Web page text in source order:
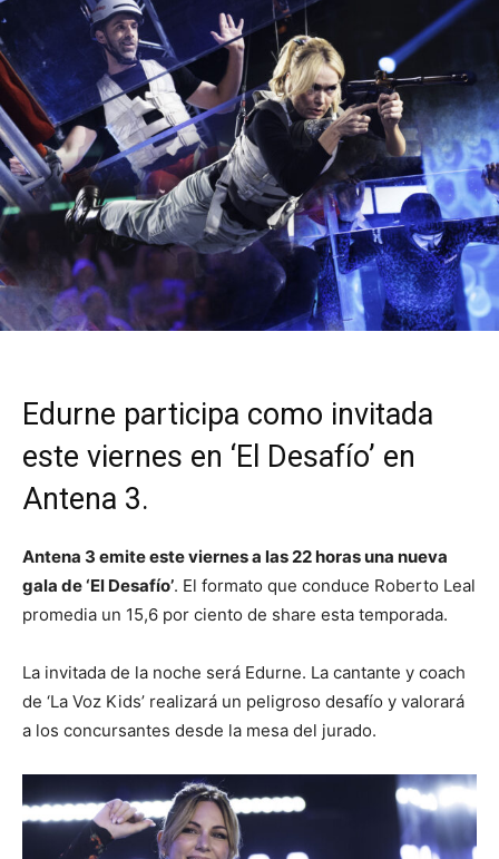
Edurne participa como invitada
este viernes en ‘El Desafío’ en
Antena 3.
Antena 3 emite este viernes a las 22 horas una nueva
gala de ‘El Desafío’. El formato que conduce Roberto Leal
promedia un 15,6 por ciento de share esta temporada.
La invitada de la noche será Edurne. La cantante y coach
de ‘La Voz Kids’ realizará un peligroso desafío y valorará
a los concursantes desde la mesa del jurado.